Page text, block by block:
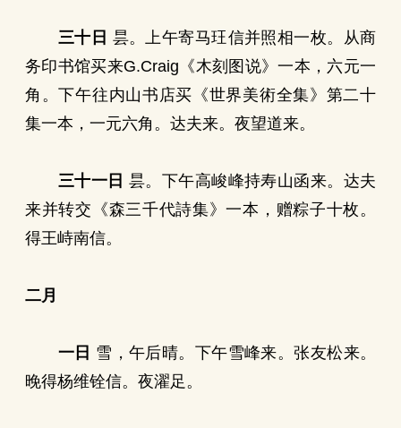
三十日 昙。上午寄马玨信并照相一枚。从商
务印书馆买来G.Craig《木刻图说》一本，六元一
角。下午往内山书店买《世界美術全集》第二十
集一本，一元六角。达夫来。夜望道来。
三十一日 昙。下午高峻峰持寿山函来。达夫
来并转交《森三千代詩集》一本，赠粽子十枚。
得王峙南信。
二月
一日 雪，午后晴。下午雪峰来。张友松来。
晚得杨维铨信。夜濯足。